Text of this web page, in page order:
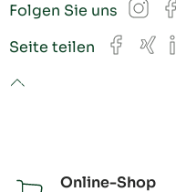
Folgen Sie uns
Seite teilen Xing
to top
Online-Shop